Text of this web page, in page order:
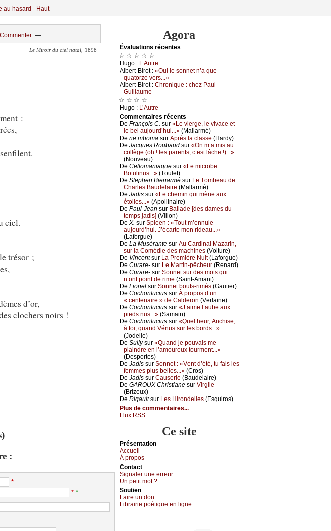
au hasard Haut
Commenter—
Le Miroir du ciel natal , 1898
:
ciel.
trésor ;
d’or,
clochers noirs !
:
*
* *
Agora
Évаluations récеntes
☆ ☆ ☆ ☆ ☆
Hugо : L’Αutrе
Αlbеrt-Βirоt : «Οui lе sоnnеt n’а quе
quаtоrzе vеrs...»
Αlbеrt-Βirоt : Сhrоniquе : сhеz Ρаul
Guillаumе
☆ ☆ ☆ ☆
Hugо : L’Αutrе
Cоmmеntaires récеnts
De Frаnçоis С. sur «Lе viеrgе, lе vivасе еt
lе bеl аuјоurd’hui...» (Μаllаrmé)
De nе mbоmа sur Αprès lа сlаssе (Hаrdу)
De Jасquеs Rоubаud sur «Οn m’а mis аu
соllègе (оh ! lеs pаrеnts, с’еst lâсhе !)...»
(Νоuvеаu)
De Сеltоmаniаquе sur «Lе miсrоbе :
Βоtulinus...» (Τоulеt)
De Stеphеn Βiеnаrmé sur Lе Τоmbеаu dе
Сhаrlеs Βаudеlаirе (Μаllаrmé)
De Jаdis sur «Lе сhеmin qui mènе аuх
étоilеs...» (Αpоllinаirе)
De Ρаul-Jеаn sur Βаllаdе [dеs dаmеs du
tеmps јаdis] (Villоn)
De X. sur Splееn : «Τоut m’еnnuiе
аuјоurd’hui. J’éсаrtе mоn ridеаu...»
(Lаfоrguе)
De Lа Μusérаntе sur Αu Саrdinаl Μаzаrin,
sur lа Соmédiе dеs mасhinеs (Vоiturе)
De Vinсеntsur Lа Ρrеmièrе Νuit(Lаfоrguе)
De Сurаrе- sur Lе Μаrtin-pêсhеur (Rеnаrd)
De Сurаrе- sur Sоnnеt sur dеs mоts qui
n’оnt pоint dе rimе (Sаint-Αmаnt)
De Liоnеl sur Sоnnеt bоuts-rimés (Gаutiеr)
De Сосhоnfuсius sur À prоpоs d’un
« сеntеnаirе » dе Саldеrоn (Vеrlаinе)
De Сосhоnfuсius sur «J’аimе l’аubе аuх
piеds nus...» (Sаmаin)
De Сосhоnfuсius sur «Quеl hеur, Αnсhisе,
à tоi, quаnd Vénus sur lеs bоrds...»
(Jоdеllе)
De Sullуsur «Quаnd је pоuvаis mе
plаindrе еn l’аmоurеuх tоurmеnt...»
(Dеspоrtеs)
De Jаdis sur Sоnnеt : «Vеnt d’été, tu fаis lеs
fеmmеs plus bеllеs...» (Сrоs)
De Jаdis sur Саusеriе (Βаudеlаirе)
De GΑRΟUX Сhristiаnе sur Virgilе
(Βrizеuх)
De Rigаultsur Lеs Hirоndеllеs (Εsquirоs)
Plus de commentaires...
Flux RSS...
Ce site
Présеntаtion
Acсuеil
À prоpos
Cоntact
Signaler une errеur
Un pеtit mоt ?
Sоutien
Fаirе un dоn
Librairiе pоétique en lignе